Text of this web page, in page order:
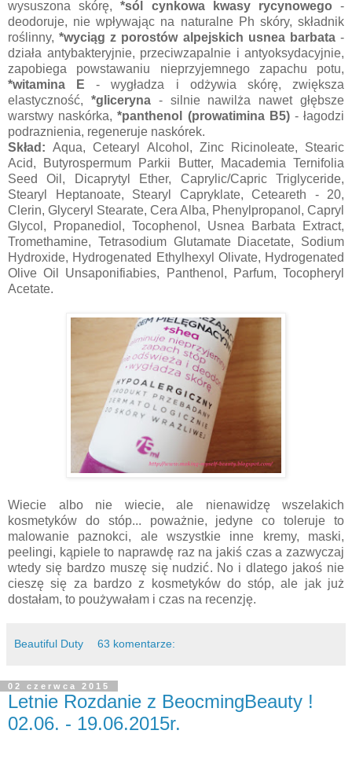
wysuszona skórę,*sól cynkowa kwasy rycynowego -
deodoruje, nie wpływając na naturalne Ph skóry, składnik
roślinny,*wyciąg z porostów alpejskich usnea barbata-
działa antybakteryjnie, przeciwzapalnie i antyoksydacyjnie,
zapobiega powstawaniu nieprzyjemnego zapachu potu,
*witamina E - wygładza i odżywia skórę, zwiększa
elastyczność, *gliceryna- silnie nawilża nawet głębsze
warstwy naskórka,*panthenol (prowatimina B5)- łagodzi
podraznienia, regeneruje naskórek.
Skład:Aqua, Cetearyl Alcohol, Zinc Ricinoleate, Stearic
Acid, Butyrospermum Parkii Butter, Macademia Ternifolia
Seed Oil, Dicaprytyl Ether, Caprylic/Capric Triglyceride,
Stearyl Heptanoate, Stearyl Capryklate, Ceteareth - 20,
Clerin, Glyceryl Stearate, Cera Alba, Phenylpropanol, Capryl
Glycol, Propanediol, Tocophenol, Usnea Barbata Extract,
Tromethamine, Tetrasodium Glutamate Diacetate, Sodium
Hydroxide, Hydrogenated Ethylhexyl Olivate, Hydrogenated
Olive Oil Unsaponifiabies, Panthenol, Parfum, Tocopheryl
Acetate.
Wiecie albo nie wiecie, ale nienawidzę wszelakich
kosmetyków do stóp... poważnie, jedyne co toleruje to
malowanie paznokci, ale wszystkie inne kremy, maski,
peelingi, kąpiele to naprawdę raz na jakiś czas a zazwyczaj
wtedy się bardzo muszę się nudzić. No i dlatego jakoś nie
cieszę się za bardzo z kosmetyków do stóp, ale jak już
dostałam, to poużywałam i czas na recenzję.
Beautiful Duty 63 komentarze:
02 czerwca 2015
Letnie Rozdanie z BeocmingBeauty !
02.06. - 19.06.2015r.